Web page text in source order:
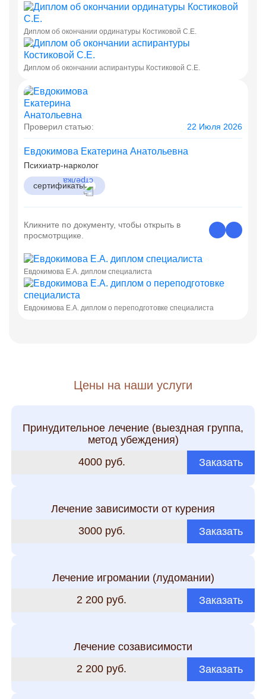
Диплом об окончании ординатуры Костиковой С.Е.
Диплом об окончании аспирантуры Костиковой С.Е.
Проверил статью: 22 Июля 2026
Евдокимова Екатерина Анатольевна
Психиатр-нарколог
сертификаты
Кликните по документу, чтобы открыть в
просмотрщике.
Евдокимова Е.А. диплом специалиста
Евдокимова Е.А. диплом о переподготовке специалиста
Цены на наши услуги
Принудительное лечение (выездная группа,
метод убеждения)
4000 руб.
Заказать
Лечение зависимости от курения
3000 руб.
Заказать
Лечение игромании (лудомании)
2 200 руб.
Заказать
Лечение созависимости
2 200 руб.
Заказать